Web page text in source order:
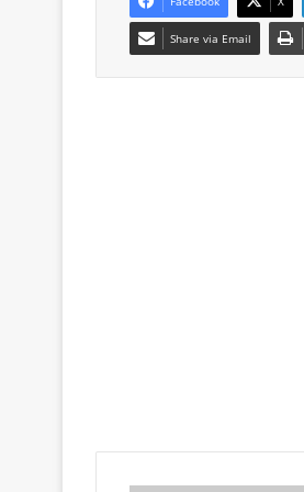
Share via Email